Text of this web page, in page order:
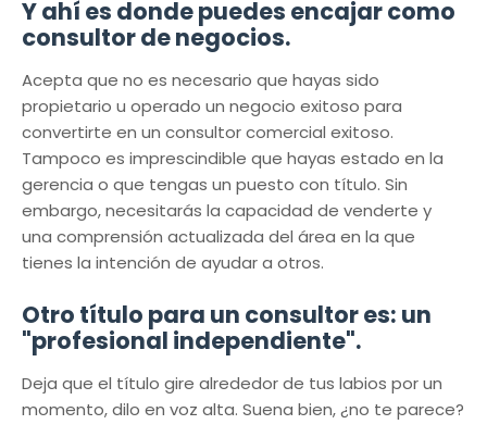
Y ahí es donde puedes encajar como
consultor de negocios.
Acepta que no es necesario que hayas sido
propietario u operado un negocio exitoso para
convertirte en un consultor comercial exitoso.
Tampoco es imprescindible que hayas estado en la
gerencia o que tengas un puesto con título. Sin
embargo, necesitarás la capacidad de venderte y
una comprensión actualizada del área en la que
tienes la intención de ayudar a otros.
Otro título para un consultor es: un
"profesional independiente".
Deja que el título gire alrededor de tus labios por un
momento, dilo en voz alta. Suena bien, ¿no te parece?